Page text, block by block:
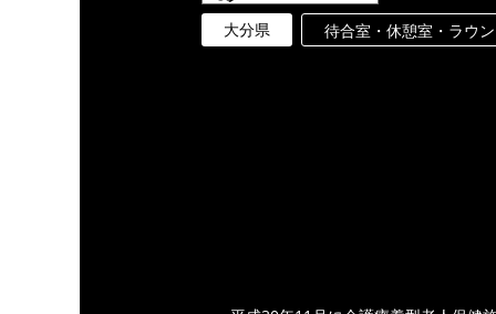
大分県
待合室・休憩室・ラウ